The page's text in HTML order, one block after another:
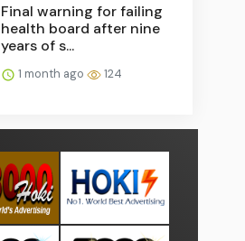
Final warning for failing
health board after nine
years of s...
1 month ago 124